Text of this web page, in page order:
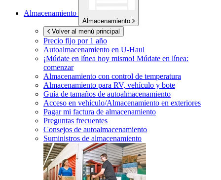
Almacenamiento
Almacenamiento
Volver al menú principal
Precio fijo por 1 año
Autoalmacenamiento en U-Haul
¡Múdate en línea hoy mismo! Múdate en línea:
comenzar
Almacenamiento con control de temperatura
Almacenamiento para RV, vehículo y bote
Guía de tamaños de autoalmacenamiento
Acceso en vehículo/Almacenamiento en exteriores
Pagar mi factura de almacenamiento
Preguntas frecuentes
Consejos de autoalmacenamiento
Suministros de almacenamiento